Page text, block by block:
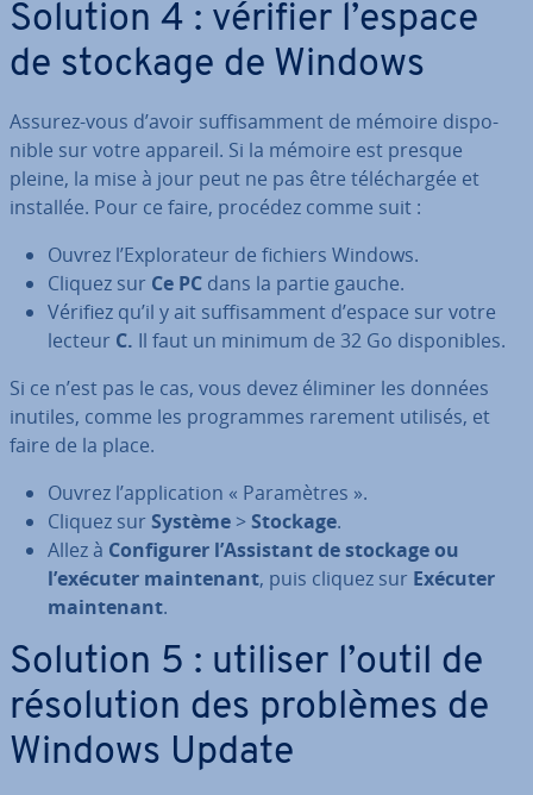
Solution 4 : vérifier l’espace
de stockage de Windows
Assurez-vous d’avoir suf­fi­sam­ment de mémoire dis­po­
nible sur votre appareil. Si la mémoire est presque
pleine, la mise à jour peut ne pas être té­lé­char­gée et
installée. Pour ce faire, procédez comme suit :
Ouvrez l’Ex­plo­ra­teur de fichiers Windows.
Cliquez sur Ce PC dans la partie gauche.
Vérifiez qu’il y ait suf­fi­sam­ment d’espace sur votre
lecteur C. Il faut un minimum de 32 Go dis­po­nibles.
Si ce n’est pas le cas, vous devez éliminer les données
inutiles, comme les pro­grammes rarement utilisés, et
faire de la place.
Ouvrez l’ap­pli­ca­tion « Pa­ra­mètres ».
Cliquez sur Système >Stockage.
Allez à Con­fi­gu­rer l’Assistant de stockage ou
l’exécuter main­te­nant, puis cliquez sur Exécuter
main­te­nant.
Solution 5 : utiliser l’outil de
ré­so­lu­tion des problèmes de
Windows Update